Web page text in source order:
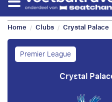
Home / Clubs / Crystal Palace
Premier League
Crystal